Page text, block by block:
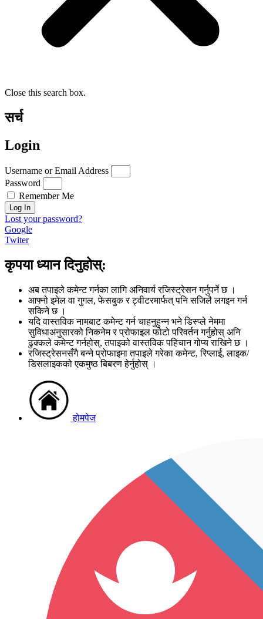
Close this search box.
सर्च
Login
Username or Email Address
Password
Remember Me
Log In
Lost your password?
Google
Twiter
कृपया ध्यान दिनुहोस्:
अब तपाइले कमेन्ट गर्नका लागि अनिवार्य रजिस्ट्रेसन गर्नुपर्ने छ ।
आफ्नो इमेल वा गुगल, फेसबुक र ट्वीटरमार्फत् पनि सजिलै लगइन गर्न
सकिने छ ।
यदि वास्तविक नामबाट कमेन्ट गर्न चाहनुहुन्न भने डिस्प्ले नेममा
सुविधाअनुसारको निकनेम र प्रोफाइल फोटो परिवर्तन गर्नुहोस् अनि
ढुक्कले कमेन्ट गर्नहोस्, तपाइको वास्तविक पहिचान गोप्य राखिने छ ।
रजिस्ट्रेसनसँगै बन्ने प्रोफाइमा तपाइले गरेका कमेन्ट, रिप्लाई, लाइक/
डिसलाइकको एकमुष्ठ बिबरण हेर्नुहोस् ।
होमपेज